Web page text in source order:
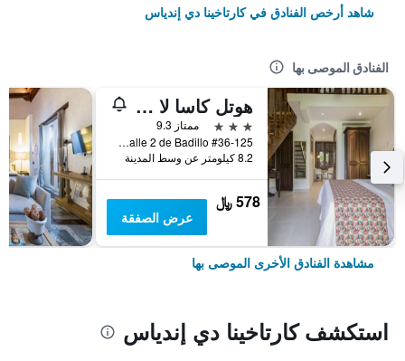
شاهد أرخص الفنادق في كارتاخينا دي إندياس
الفنادق الموصى بها
هوتل كاسا لا في باي بيسبوك كولومبيا
3 نجوم
ممتاز 9.3
Calle 2 de Badillo #36-125, كارتاخينا دي إندياس, كولومبيا
8.2 كيلومتر عن وسط المدينة
578 ﷼
عرض الصفقة
مشاهدة الفنادق الأخرى الموصى بها
استكشف كارتاخينا دي إندياس